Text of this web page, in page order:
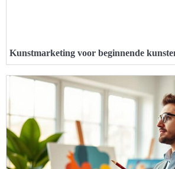
Kunstmarketing voor beginnende